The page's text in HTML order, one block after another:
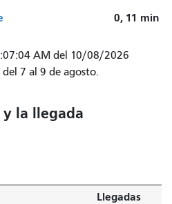
0, 11 min
AM del 10/08/2026
del 7 al 9 de agosto.
la llegada
Llegadas